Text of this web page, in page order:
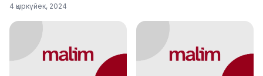
4 қыркүйек, 2024